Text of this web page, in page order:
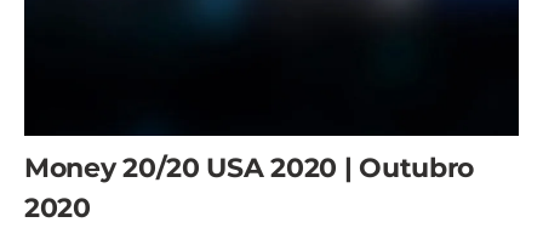
Money 20/20 USA 2020 | Outubro
2020